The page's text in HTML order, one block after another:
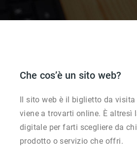
Che cos’è un sito web?
Il sito web è il biglietto da visita
viene a trovarti online. È altresì
digitale per farti scegliere da
prodotto o servizio che offri.